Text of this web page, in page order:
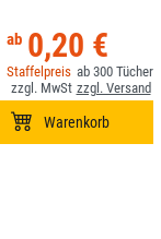
0,20 €
300